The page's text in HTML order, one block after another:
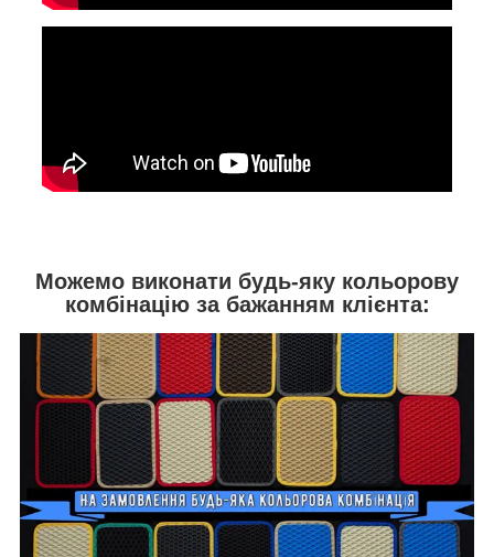
Можемо виконати будь-яку кольорову
комбінацію за бажанням клієнта: